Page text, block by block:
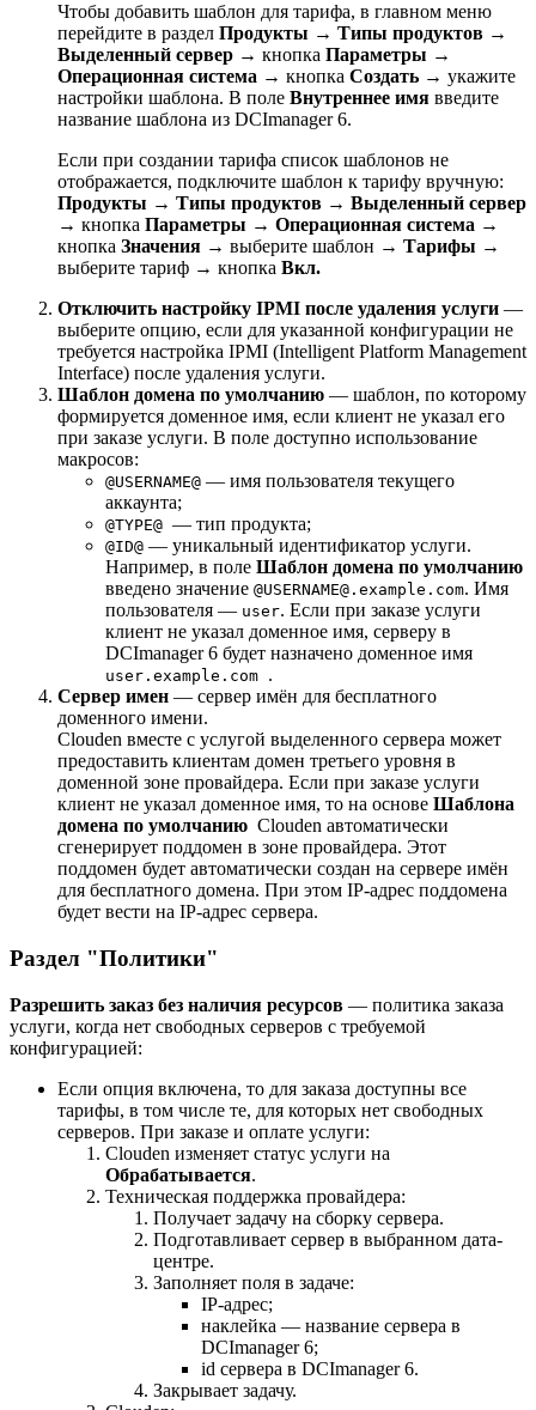
Чтобы добавить шаблон для тарифа, в главном меню
перейдите в раздел Продукты → Типы продуктов →
Выделенный сервер → кнопка Параметры →
Операционная система → кнопка Создать → укажите
настройки шаблона. В поле Внутреннее имя введите
название шаблона из DCImanager 6.
Если при создании тарифа список шаблонов не
отображается, подключите шаблон к тарифу вручную:
Продукты → Типы продуктов → Выделенный сервер
→ кнопка Параметры → Операционная система →
кнопка Значения → выберите шаблон → Тарифы →
выберите тариф → кнопка Вкл.
Отключить настройку IPMI после удаления услуги —
выберите опцию, если для указанной конфигурации не
требуется настройка IPMI (Intelligent Platform Management
Interface) после удаления услуги.
Шаблон домена по умолчанию — шаблон, по которому
формируется доменное имя, если клиент не указал его
при заказе услуги. В поле доступно использование
макросов:
@USERNAME@ — имя пользователя текущего
аккаунта;
@TYPE@ — тип продукта;
@ID@ — уникальный идентификатор услуги.
Например, в поле Шаблон домена по умолчанию
введено значение @USERNAME@.example.com. Имя
пользователя — user. Если при заказе услуги
клиент не указал доменное имя, серверу в
DCImanager 6 будет назначено доменное имя
user.example.com .
Сервер имен — сервер имён для бесплатного
доменного имени.
Clouden вместе с услугой выделенного сервера может
предоставить клиентам домен третьего уровня в
доменной зоне провайдера. Если при заказе услуги
клиент не указал доменное имя, то на основе Шаблона
домена по умолчанию Clouden автоматически
сгенерирует поддомен в зоне провайдера. Этот
поддомен будет автоматически создан на сервере имён
для бесплатного домена. При этом IP-адрес поддомена
будет вести на IP-адрес сервера.
Раздел "Политики"
Разрешить заказ без наличия ресурсов — политика заказа
услуги, когда нет свободных серверов с требуемой
конфигурацией:
Если опция включена, то для заказа доступны все
тарифы, в том числе те, для которых нет свободных
серверов. При заказе и оплате услуги:
Clouden изменяет статус услуги на
Обрабатывается.
Техническая поддержка провайдера:
Получает задачу на сборку сервера.
Подготавливает сервер в выбранном дата-
центре.
Заполняет поля в задаче:
IP-адрес;
наклейка — название сервера в
DCImanager 6;
id сервера в DCImanager 6.
Закрывает задачу.